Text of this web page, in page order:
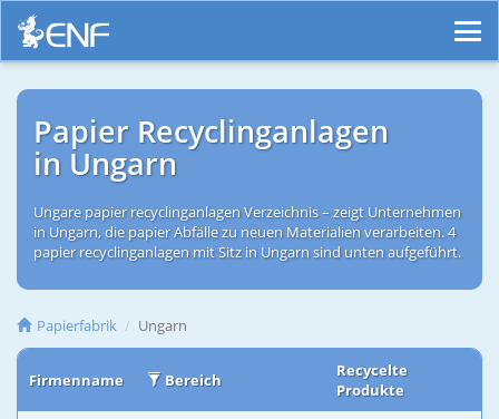
Papier Recyclinganlagen
in Ungarn
Ungare papier recyclinganlagen Verzeichnis – zeigt Unternehmen
in Ungarn, die papier Abfälle zu neuen Materialien verarbeiten. 4
papier recyclinganlagen mit Sitz in Ungarn sind unten aufgeführt.
Papierfabrik Ungarn
Firmenname Bereich
Recycelte
Produkte